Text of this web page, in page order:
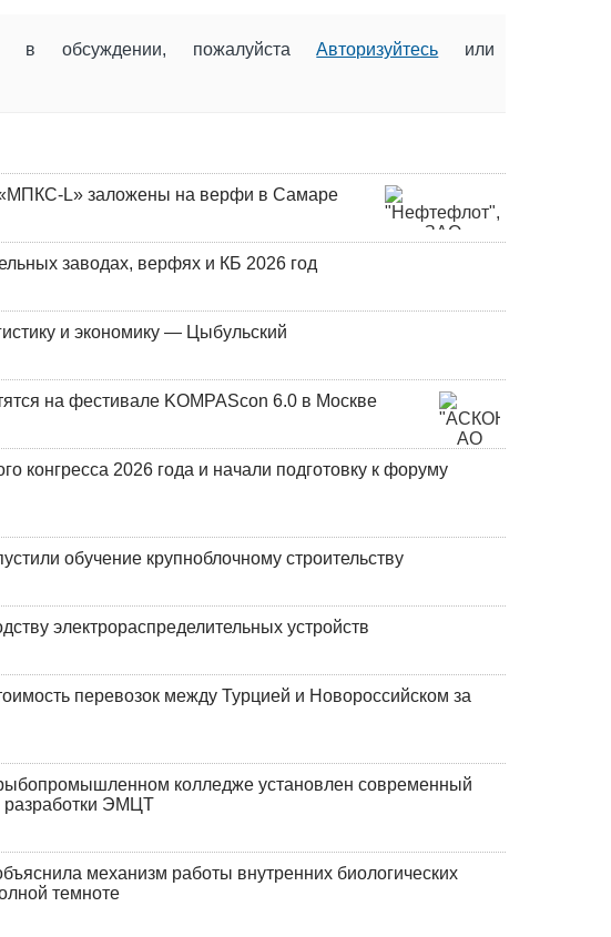
в обсуждении, пожалуйстаАвторизуйтесь или
«МПКС-L» заложены на верфи в Самаре
заводах, верфях и КБ 2026 год
и экономику — Цыбульский
на фестивале KOMPAScon 6.0 в Москве
конгресса 2026 года и начали подготовку к форуму
обучение крупноблочному строительству
электрораспределительных устройств
перевозок между Турцией и Новороссийском за
колледже установлен современный
разработки ЭМЦТ
механизм работы внутренних биологических
темноте